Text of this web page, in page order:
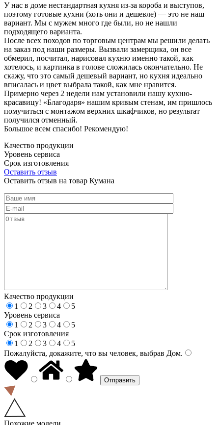
У нас в доме нестандартная кухня из-за короба и выступов,
поэтому готовые кухни (хоть они и дешевле) — это не наш
вариант. Мы с мужем много где были, но не нашли
подходящего варианта.
После всех походов по торговым центрам мы решили делать
на заказ под наши размеры. Вызвали замерщика, он все
обмерил, посчитал, нарисовал кухню именно такой, как
хотелось, и картинка в голове сложилась окончательно. Не
скажу, что это самый дешевый вариант, но кухня идеально
вписалась и цвет выбрала такой, как мне нравится.
Примерно через 2 недели нам установили нашу кухню-
красавицу! «Благодаря» нашим кривым стенам, им пришлось
помучиться с монтажом верхних шкафчиков, но результат
получился отменный.
Большое всем спасибо! Рекомендую!
Качество продукции
Уровень сервиса
Срок изготовления
Оставить отзыв
Оставить отзыв на товар Кумана
Качество продукции
1
2 3 4
5
Уровень сервиса
1
2 3 4
5
Срок изготовления
1
2 3 4
5
Пожалуйста, докажите, что вы человек, выбрав Дом.
Похожие модели